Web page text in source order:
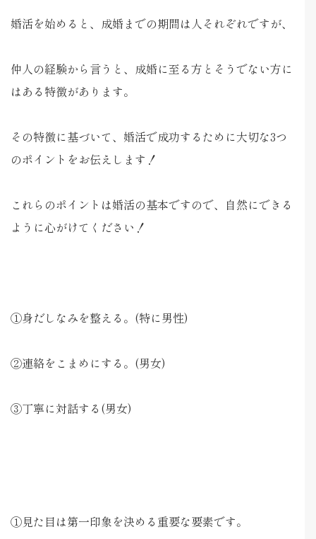
婚活を始めると、成婚までの期間は人それぞれですが、
仲人の経験から言うと、成婚に至る方とそうでない方に
はある特徴があります。
その特徴に基づいて、婚活で成功するために大切な3つ
のポイントをお伝えします！
これらのポイントは婚活の基本ですので、自然にできる
ように心がけてください！
①身だしなみを整える。(特に男性)
②連絡をこまめにする。(男女)
③丁寧に対話する(男女)
①見た目は第一印象を決める重要な要素です。